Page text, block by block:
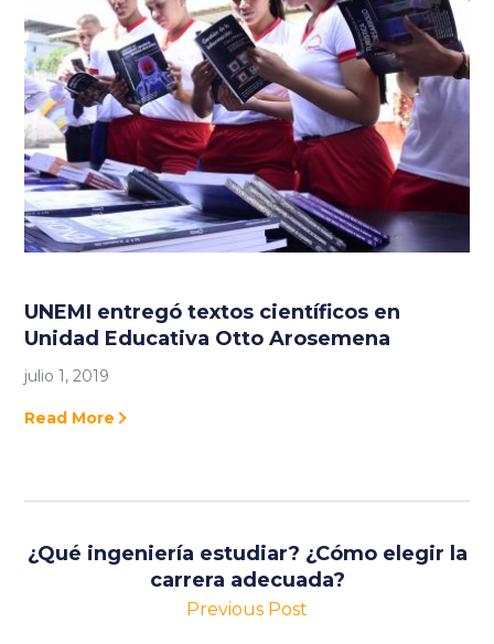
UNEMI entregó textos científicos en
Unidad Educativa Otto Arosemena
julio 1, 2019
Read More
¿Qué ingeniería estudiar? ¿Cómo elegir la
carrera adecuada?
Previous Post